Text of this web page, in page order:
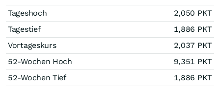
Tageshoch
2,050 PKT
Tagestief
1,886 PKT
Vortageskurs
2,037 PKT
52-Wochen Hoch
9,351 PKT
52-Wochen Tief
1,886 PKT